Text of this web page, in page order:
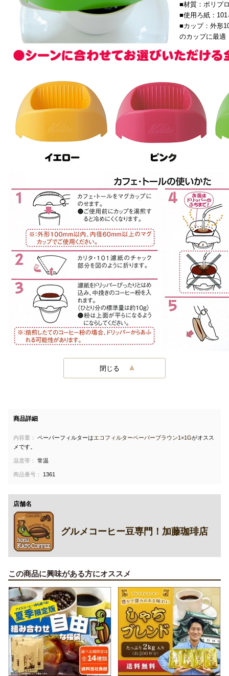
■材質：ポリプ
■使用ろ紙：101
■カップ：外形
のカップに最適
閉じる
商品詳細
内容量： ペーパーフィルターはエコフィルターペーパーブラウン1×1Gがオスス
メです。
温度帯： 常温
商品番号： 1361
店舗名
グルメコーヒー豆専門！加藤珈琲店
この商品に興味がある方にオススメ